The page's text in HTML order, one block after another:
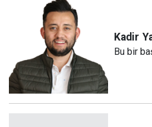
Kadir
Bu bir